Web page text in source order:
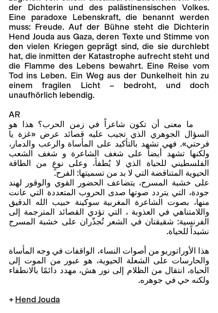
der Dichterin und des palästinensischen Volkes.
Eine paradoxe Lebenskraft, die benannt werden
muss: Freude. Auf der Bühne steht die Dichterin
Hend Jouda aus Gaza, deren Texte und Stimme von
den vielen Kriegen geprägt sind, die sie durchlebt
hat, die inmitten der Katastrophe aufrecht steht und
die Flamme des Lebens bewahrt. Eine Reise vom
Tod ins Leben. Ein Weg aus der Dunkelheit hin zu
einem fragilen Licht – bedroht, und doch
unaufhörlich lebendig.
AR
ما معنى أن تكون شاعراً في زمن الحرب؟ هذا هو
السؤال الجوهري الذي تجيب عليه قصائد عرض «غزة يا
فرحتي». فهي تشهد بالتأكيد على المأساة والرعب والدمار،
ولكنها تشهد أيضاً على شغف الشاعرة و شغف الشعب
الفلسطيني للحياة الذي لا يُطفأ، وعلى نوعٍ من الطاقة
الحيوية المتناقضة التي لا بد من تسميتها: الفرح.
على خشبة المسرح، يتضاعف الحضور القوي والوقور لهند
جودة، التي يتردد صوتها صدى الحروب المتعددة التي عانت
منها، بصوت الشاعرة المغربية سوكينة حبيب الله الدقيق
واللامتناهي في العذوبة ، التي تؤدي القصائد المترجمة إلى
الفرنسية: شقيقتان في الشعر تُجذّران على خشبة المسرح
نشيداً للحياة.
هذا الأوراتوريو من أصوات النساء، الواقفات في وجه المأساة
والحارسات على الشعلة الحيوية، هو عبور من الموت إلى
الحياة، انتقال من الظلام إلى نور هش، مهدد دائمًا بالانطفاء
ولكنه حي في جوهره.
Hend Jouda